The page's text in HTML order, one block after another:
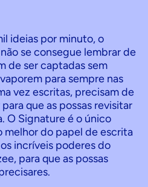
ideias por minuto, o
se consegue lembrar de
de ser captadas sem
para sempre nas
vez escritas, precisam de
que as possas revisitar
O Signature é o único
melhor do papel de escrita
incríveis poderes do
para que as possas